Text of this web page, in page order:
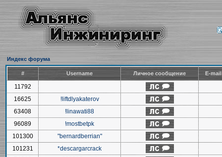
Индекс форума
# Username Личное сообщение E-
11792
16625
!liftdlyakaterov
63408
!linawati88
96089
!mostbetpk
101300
"bernardberrian"
101231
*descargarcrack